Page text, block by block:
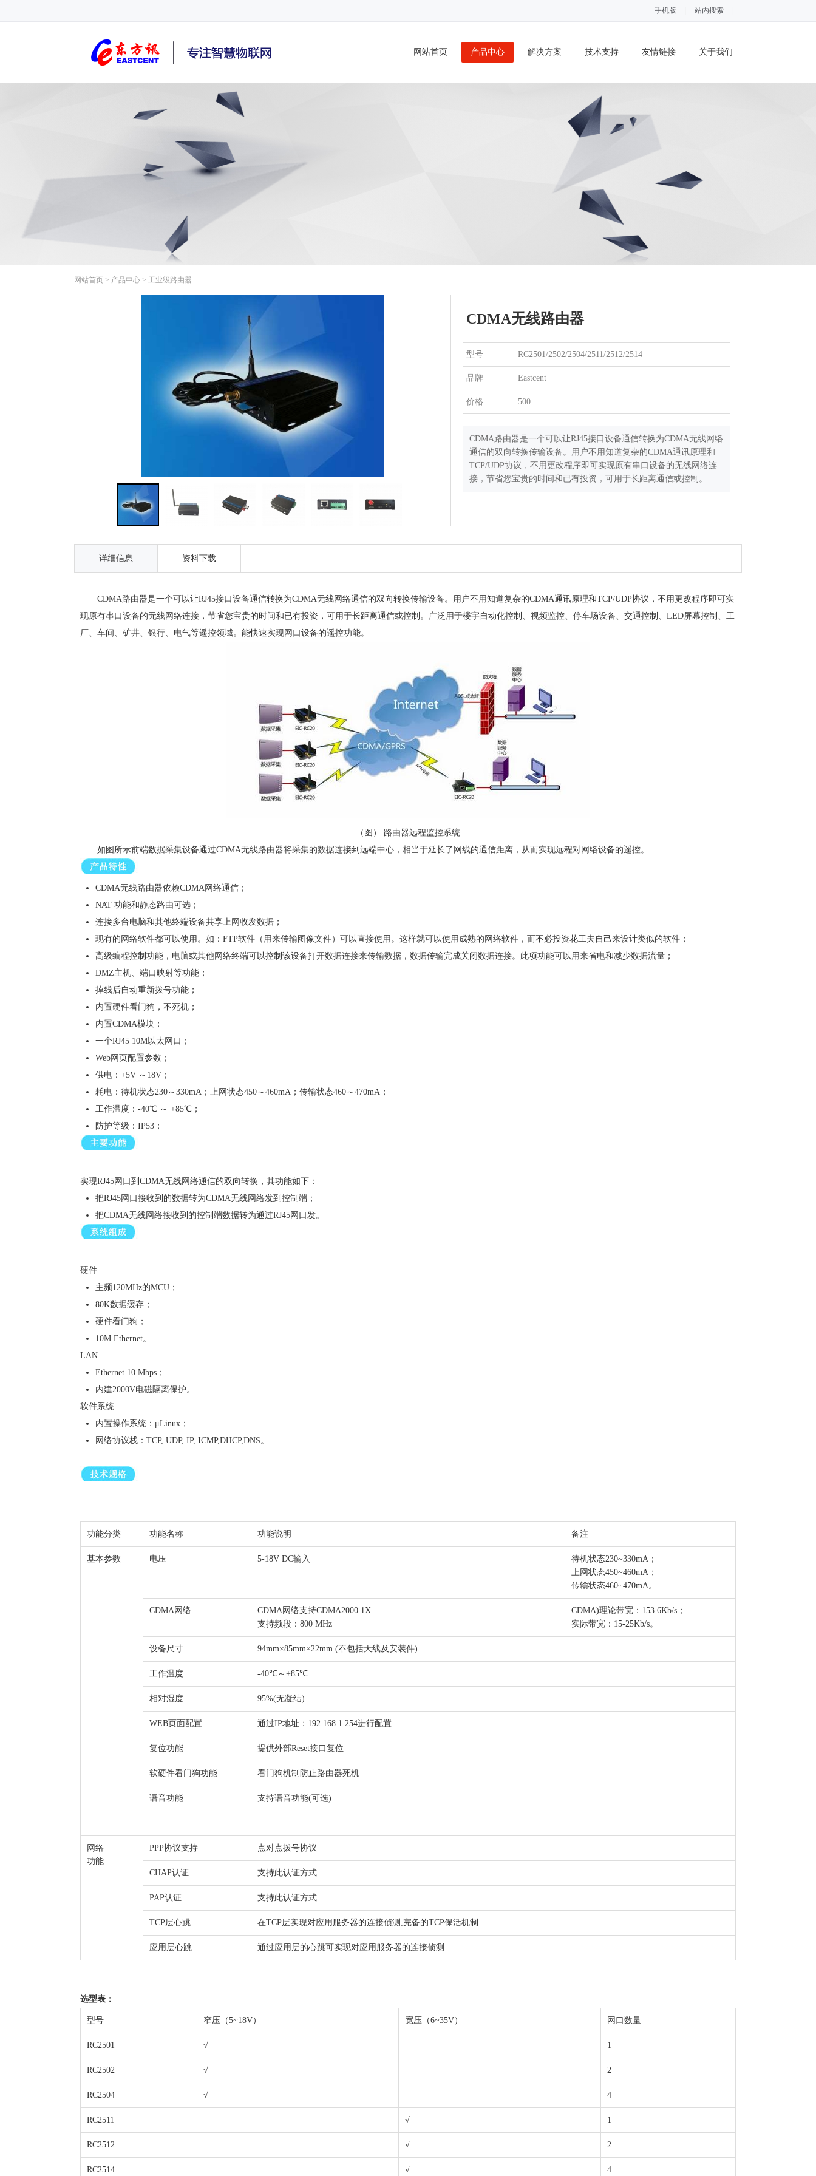
站内搜索
手机版
网站首页 产品中心 解决方案 技术支持 友情链接 关于我们
网站首页 > 产品中心 > 工业级路由器
CDMA无线路由器
型号 RC2501/2502/2504/2511/2512/2514
品牌 Eastcent
价格 500
CDMA路由器是一个可以让RJ45接口设备通信转换为CDMA无线网络
通信的双向转换传输设备。用户不用知道复杂的CDMA通讯原理和
TCP/UDP协议，不用更改程序即可实现原有串口设备的无线网络连
接，节省您宝贵的时间和已有投资，可用于长距离通信或控制。
详细信息 资料下载
CDMA路由器是一个可以让RJ45接口设备通信转换为CDMA无线网络通信的双向转换传输设备。用户不用知道复杂的CDMA通讯原理和TCP/UDP协议，不用更改程序即可实
现原有串口设备的无线网络连接，节省您宝贵的时间和已有投资，可用于长距离通信或控制。广泛用于楼宇自动化控制、视频监控、停车场设备、交通控制、LED屏幕控制、工
厂、车间、矿井、银行、电气等遥控领域。能快速实现网口设备的遥控功能。
（图） 路由器远程监控系统
如图所示前端数据采集设备通过CDMA无线路由器将采集的数据连接到远端中心，相当于延长了网线的通信距离，从而实现远程对网络设备的遥控。
CDMA无线路由器依赖CDMA网络通信；
NAT 功能和静态路由可选；
连接多台电脑和其他终端设备共享上网收发数据；
现有的网络软件都可以使用。如：FTP软件（用来传输图像文件）可以直接使用。这样就可以使用成熟的网络软件，而不必投资花工夫自己来设计类似的软件；
高级编程控制功能，电脑或其他网络终端可以控制该设备打开数据连接来传输数据，数据传输完成关闭数据连接。此项功能可以用来省电和减少数据流量；
DMZ主机、端口映射等功能；
掉线后自动重新拨号功能；
内置硬件看门狗，不死机；
内置CDMA模块；
一个RJ45 10M以太网口；
Web网页配置参数；
供电：+5V ～18V；
耗电：待机状态230～330mA；上网状态450～460mA；传输状态460～470mA；
工作温度：-40℃ ～ +85℃；
防护等级：IP53；
实现RJ45网口到CDMA无线网络通信的双向转换，其功能如下：
把RJ45网口接收到的数据转为CDMA无线网络发到控制端；
把CDMA无线网络接收到的控制端数据转为通过RJ45网口发。
硬件
主频120MHz的MCU；
80K数据缓存；
硬件看门狗；
10M Ethernet。
LAN
Ethernet 10 Mbps；
内建2000V电磁隔离保护。
软件系统
内置操作系统：μLinux；
网络协议栈：TCP, UDP, IP, ICMP,DHCP,DNS。
功能分类 功能名称 功能说明 备注
基本参数 电压 5-18V DC输入
待机状态230~330mA；
上网状态450~460mA；
传输状态460~470mA。
CDMA网络
CDMA网络支持CDMA2000 1X
支持频段：800 MHz
CDMA)理论带宽：153.6Kb/s；
实际带宽：15-25Kb/s。
设备尺寸 94mm×85mm×22mm (不包括天线及安装件)
工作温度 -40℃～+85℃
相对湿度 95%(无凝结)
WEB页面配置 通过IP地址：192.168.1.254进行配置
复位功能 提供外部Reset接口复位
软硬件看门狗功能 看门狗机制防止路由器死机
语音功能 支持语音功能(可选)
网络
功能
PPP协议支持 点对点拨号协议
CHAP认证 支持此认证方式
PAP认证 支持此认证方式
TCP层心跳 在TCP层实现对应用服务器的连接侦测,完备的TCP保活机制
应用层心跳 通过应用层的心跳可实现对应用服务器的连接侦测
选型表：
型号 窄压（5~18V） 宽压（6~35V） 网口数量
RC2501 √ 1
RC2502 √ 2
RC2504 √ 4
RC2511 √ 1
RC2512 √ 2
RC2514 √ 4